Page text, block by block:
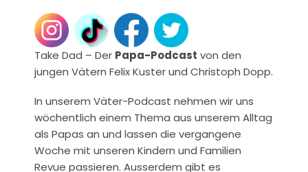
Take Dad – Der Papa-Podcast von den
jungen Vätern Felix Kuster und Christoph Dopp.
In unserem Väter-Podcast nehmen wir uns
wöchentlich einem Thema aus unserem Alltag
als Papas an und lassen die vergangene
Woche mit unseren Kindern und Familien
Revue passieren. Ausserdem gibt es